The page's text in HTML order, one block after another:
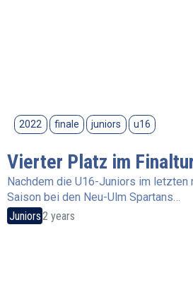
2022 finale juniors u16
Vierter Platz im
Nachdem die U16-Juniors im letzten
Saison bei den Neu-Ulm Spartans…
Juniors2 years